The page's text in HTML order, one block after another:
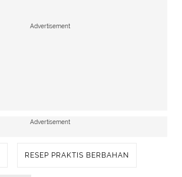
Advertisement
Advertisement
RESEP PRAKTIS BERBAHAN